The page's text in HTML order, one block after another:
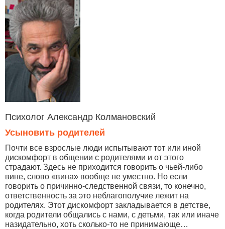
Психолог Александр Колмановский
Усыновить родителей
Почти все взрослые люди испытывают тот или иной
дискомфорт в общении с родителями и от этого
страдают. Здесь не приходится говорить о чьей-либо
вине, слово «вина» вообще не уместно. Но если
говорить о причинно-следственной связи, то конечно,
ответственность за это неблагополучие лежит на
родителях. Этот дискомфорт закладывается в детстве,
когда родители общались с нами, с детьми, так или иначе
назидательно, хоть сколько-то не принимающе…